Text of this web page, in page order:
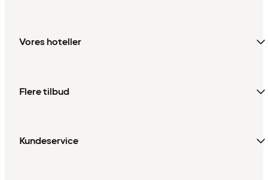
Vores hoteller
Flere tilbud
Kundeservice